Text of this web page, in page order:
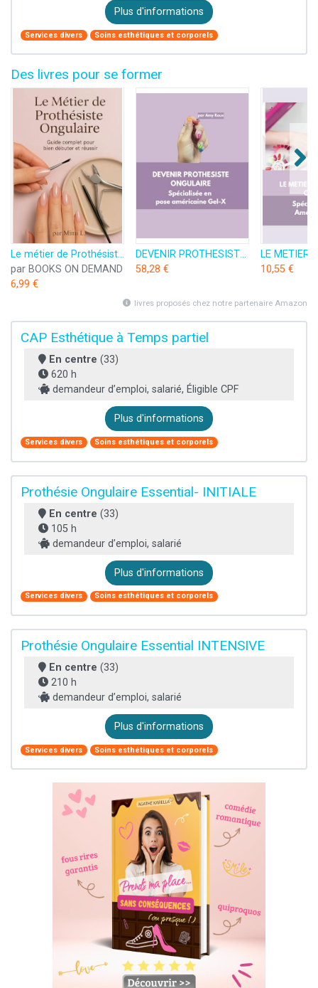
Plus d'informations
Services divers Soins esthétiques et corporels
Des livres pour se former
Le métier de Prothésiste Ongulaire: Le Guide Complet pour bien débuter et réussir
par BOOKS ON DEMAND
6,99 €
DEVENIR PROTHESISTE ONGULAIRE Spécialisée en pose américaine Gel-X
58,28 €
10,55 €
livres proposés chez notre partenaire Amazon
CAP Esthétique à Temps partiel
En centre (33)
620 h
demandeur d’emploi, salarié, Éligible CPF
Plus d'informations
Services divers Soins esthétiques et corporels
Prothésie Ongulaire Essential- INITIALE
En centre (33)
105 h
demandeur d’emploi, salarié
Plus d'informations
Services divers Soins esthétiques et corporels
Prothésie Ongulaire Essential INTENSIVE
En centre (33)
210 h
demandeur d’emploi, salarié
Plus d'informations
Services divers Soins esthétiques et corporels